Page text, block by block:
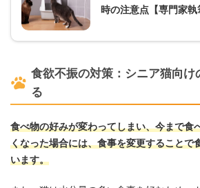
時の注意点【専門家執
食欲不振の対策：シニア猫向け
る
食べ物の好みが変わってしまい、今まで食
くなった場合には、食事を変更することで
います。